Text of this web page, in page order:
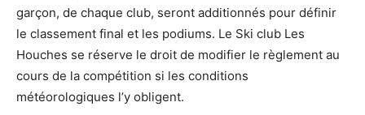
garçon, de chaque club, seront additionnés pour définir
le classement final et les podiums. Le Ski club Les
Houches se réserve le droit de modifier le règlement au
cours de la compétition si les conditions
météorologiques l’y obligent.